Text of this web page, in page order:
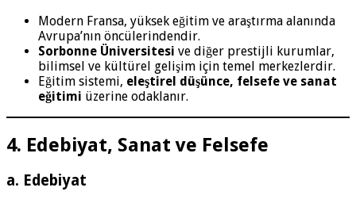
Modern Fransa, yüksek eğitim ve araştırma alanında
Avrupa’nın öncülerindendir.
Sorbonne Üniversitesi ve diğer prestijli kurumlar,
bilimsel ve kültürel gelişim için temel merkezlerdir.
Eğitim sistemi, eleştirel düşünce, felsefe ve sanat
eğitimi üzerine odaklanır.
4. Edebiyat, Sanat ve Felsefe
a. Edebiyat